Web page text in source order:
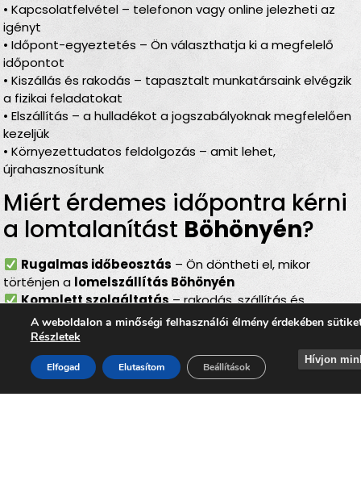
• Kapcsolatfelvétel – telefonon vagy online jelezheti az
igényt
• Időpont-egyeztetés – Ön választhatja ki a megfelelő
időpontot
• Kiszállás és rakodás – tapasztalt munkatársaink elvégzik
a fizikai feladatokat
• Elszállítás – a hulladékot a jogszabályoknak megfelelően
kezeljük
• Környezettudatos feldolgozás – amit lehet,
újrahasznosítunk
Miért érdemes időpontra kérni
a lomtalanítást Böhönyén?
Rugalmas időbeosztás – Ön döntheti el, mikor
történjen a lomelszállítás Böhönyén
Komplett szolgáltatás– rakodás, szállítás és
elszámolás egyben
Bírságmentes megoldás
kihelyezni a lomokat
Környezetbarát feldolgozás– felelős, szelektív
A weboldalon a minőségi felhasználói élmény érdekében
Részletek
Elfogad Elutasítom Beállítások
Hívjon